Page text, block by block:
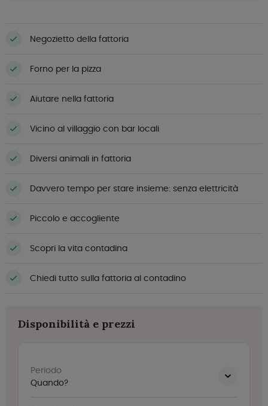
Negozietto della fattoria
Forno per la pizza
Aiutare nella fattoria
Vicino al villaggio con bar locali
Diversi animali in fattoria
Davvero tempo per stare insieme: senza elettricità
Piccolo e accogliente
Scopri la vita contadina
Chiedi tutto sulla fattoria al contadino
Disponibilità e prezzi
Periodo
Quando?